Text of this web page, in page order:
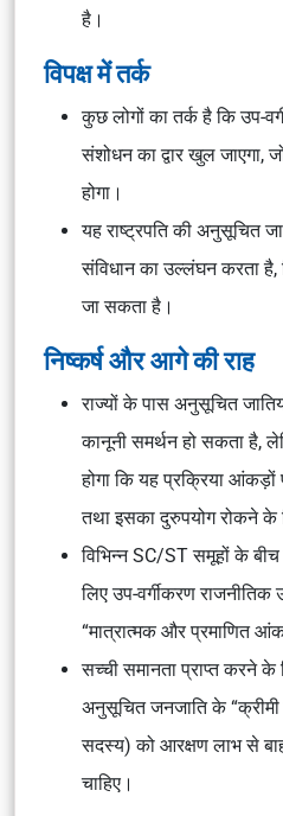
है।
विपक्ष में तर्क
कुछ लोगों का तर्क है कि उप-
संशोधन का द्वार खुल जाएगा,
होगा।
यह राष्ट्रपति की अनुसूचित
संविधान का उल्लंघन करता है,
जा सकता है।
निष्कर्ष और आगे की राह
राज्यों के पास अनुसूचित
कानूनी समर्थन हो सकता है,
होगा कि यह प्रक्रिया आंकड़ों
तथा इसका दुरुपयोग रोकने के
विभिन्न SC/ST समूहों के
लिए उप-वर्गीकरण राजनीतिक
“मात्रात्मक और प्रमाणित
सच्ची समानता प्राप्त करने के
अनुसूचित जनजाति के “क्रीमी
सदस्य) को आरक्षण लाभ से
चाहिए।